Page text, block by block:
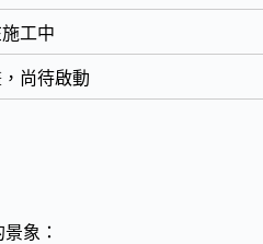
工中
尚待啟動
象：